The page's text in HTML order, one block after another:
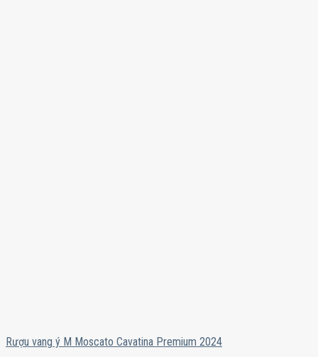
Rượu vang ý M Moscato Cavatina Premium 2024